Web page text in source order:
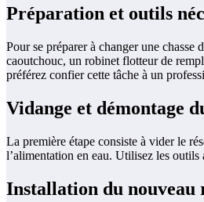
Préparation et outils
Pour se préparer à changer une
caoutchouc, un robinet flotteur de
préférez confier cette tâche à un
Vidange et démontage
La première étape consiste à vider le
l’alimentation en eau. Utilisez les
Installation du nouveau